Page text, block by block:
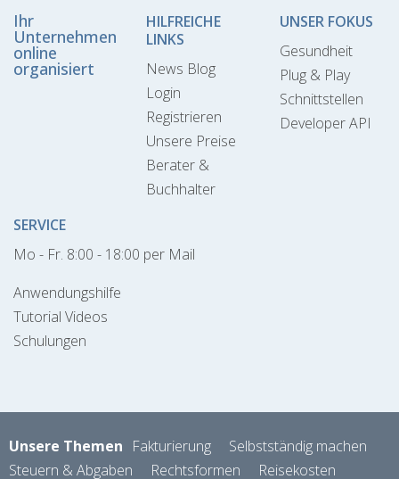
Ihr
Unternehmen
online
organisiert
HILFREICHE
LINKS
News Blog
Login
Registrieren
Unsere Preise
Berater &
Buchhalter
UNSER FOKUS
Gesundheit
Plug & Play
Schnittstellen
Developer API
SERVICE
Mo - Fr. 8:00 - 18:00 per Mail
Anwendungshilfe
Tutorial Videos
Schulungen
Unsere Themen Fakturierung
Selbstständig machen
Steuern & Abgaben
Rechtsformen Reisekosten